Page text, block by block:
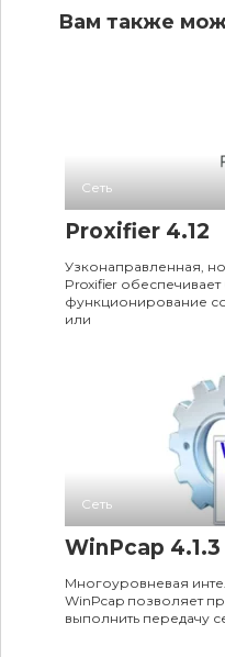
Вам также
Сеть
Proxifier 4.12
Узконаправленная,
Proxifier
функционирование
или
Сеть
WinPcap
Многоуровневая
WinPcap позволяет
выполнить передачу